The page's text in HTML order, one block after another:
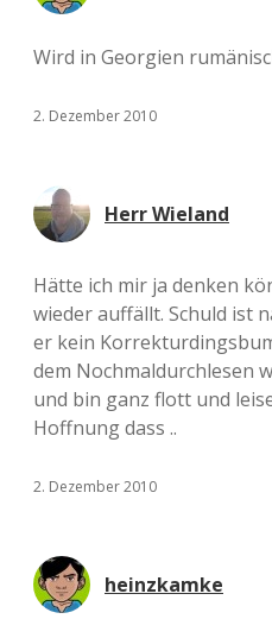
Wird in Georgien
2. Dezember 2010
Herr Wieland
Hätte ich mir ja denken
wieder auffällt. Schuld ist
er kein
dem Nochmaldurchlesen
und bin ganz flott und
Hoffnung dass ..
2. Dezember 2010
heinzkamke